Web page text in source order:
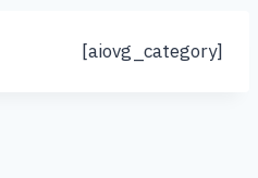
[aiovg_category]